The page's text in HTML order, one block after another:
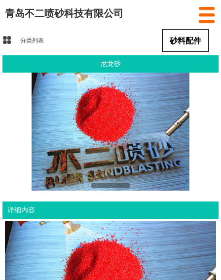
青岛不二喷砂科技有限公司
分类列表 砂料配件
尼龙砂
详细内容